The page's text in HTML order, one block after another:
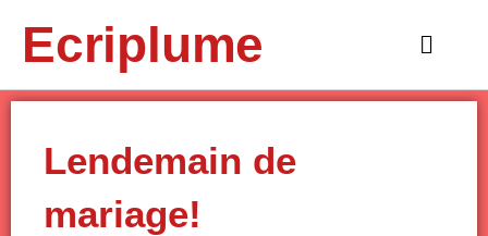
contenuEcriplume
Main
Lendemain de
mariage!